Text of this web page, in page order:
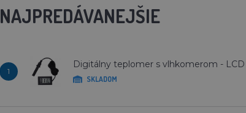
NAJPREDÁVANEJŠIE
1
Digitálny teplomer s vlhkomerom - LCD
SKLADOM